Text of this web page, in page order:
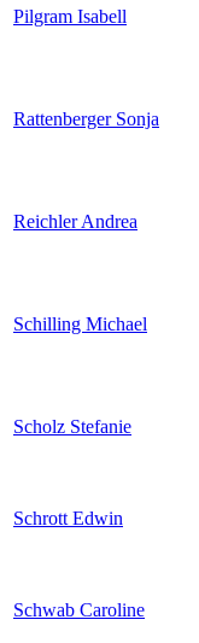
Pilgram Isabell
Rattenberger Sonja
Reichler Andrea
Schilling Michael
Scholz Stefanie
Schrott Edwin
Schwab Caroline